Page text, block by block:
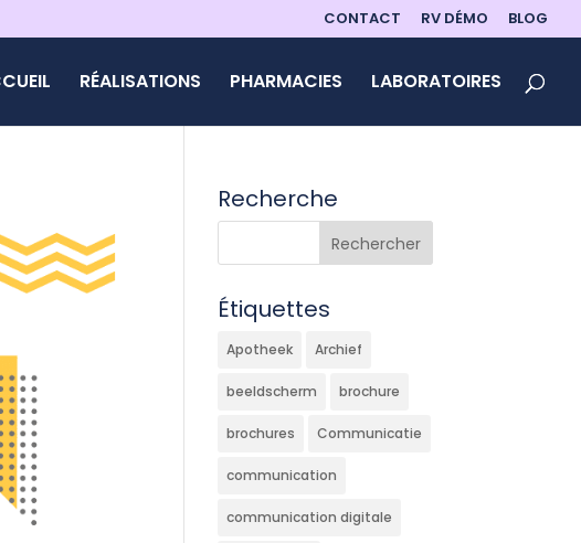
CONTACT RV DÉMO BLOG
RÉALISATIONS PHARMACIES LABORATOIRES
Recherche
Étiquettes
Apotheek Archief
beeldscherm brochure
brochures Communicatie
communication
communication digitale